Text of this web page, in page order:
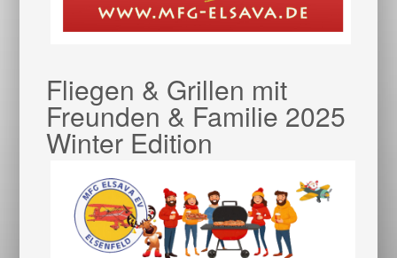
Fliegen & Grillen mit
Freunden & Familie 2025
Winter Edition